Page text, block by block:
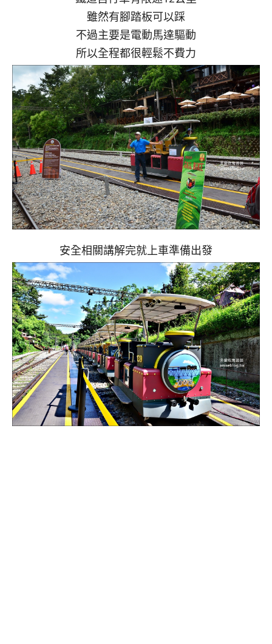
雖然有腳踏板可以踩
不過主要是電動馬達驅動
所以全程都很輕鬆不費力
安全相關講解完就上車準備出發